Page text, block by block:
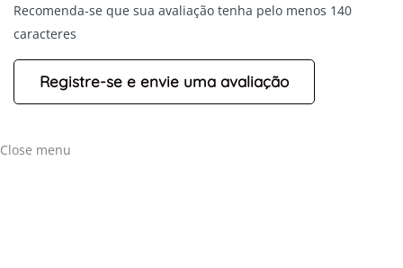
Leaflet
Recomenda-se que sua avaliação tenha pelo menos 140
caracteres
Close menu